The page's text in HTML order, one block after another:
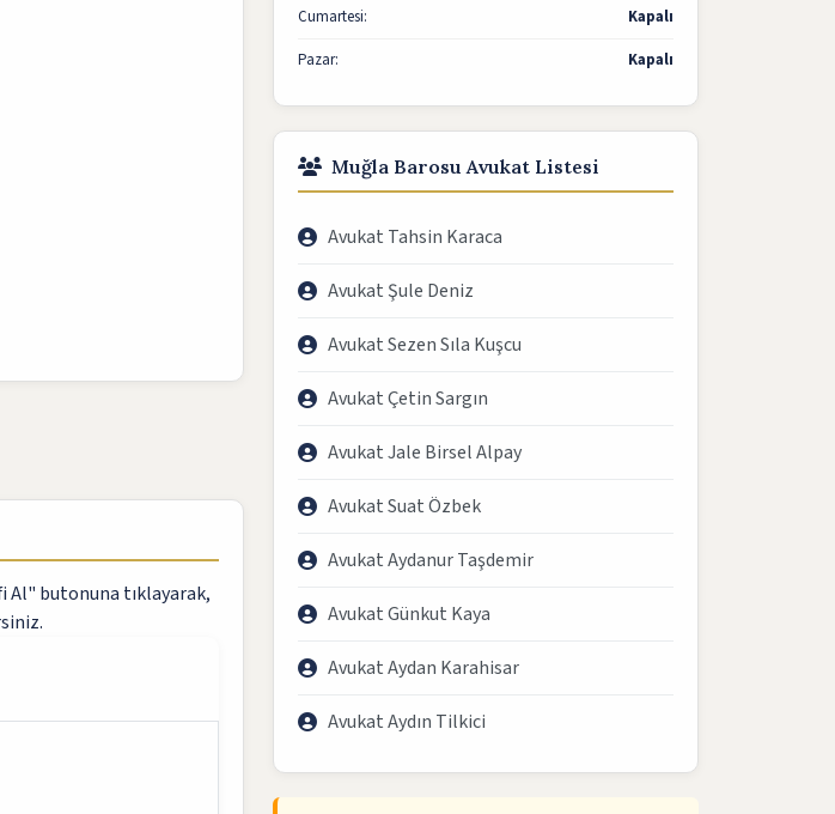
Al" butonuna tıklayarak,
Cumartesi:
Kapalı
Pazar:
Kapalı
Muğla Barosu Avukat Listesi
Avukat Tahsin Karaca
Avukat Şule Deniz
Avukat Sezen Sıla Kuşcu
Avukat Çetin Sargın
Avukat Jale Birsel Alpay
Avukat Suat Özbek
Avukat Aydanur Taşdemir
Avukat Günkut Kaya
Avukat Aydan Karahisar
Avukat Aydın Tilkici